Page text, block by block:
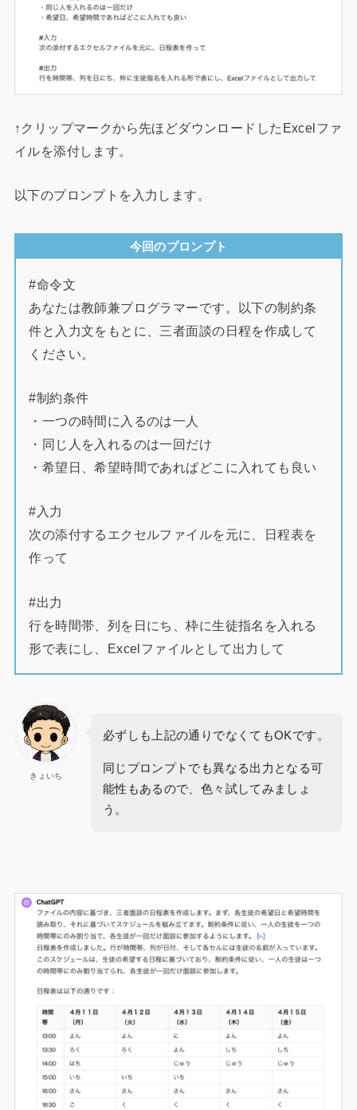
↑クリップマークから先ほどダウンロードしたExcelファ
イルを添付します。
以下のプロンプトを入力します。
今回のプロンプト
#命令文
あなたは教師兼プログラマーです。以下の制約条
件と入力文をもとに、三者面談の日程を作成して
ください。
#制約条件
・一つの時間に入るのは一人
・同じ人を入れるのは一回だけ
・希望日、希望時間であればどこに入れても良い
#入力
次の添付するエクセルファイルを元に、日程表を
作って
#出力
行を時間帯、列を日にち、枠に生徒指名を入れる
形で表にし、Excelファイルとして出力して
きょいち
必ずしも上記の通りでなくてもOKです。
同じプロンプトでも異なる出力となる可
能性もあるので、色々試してみましょ
う。